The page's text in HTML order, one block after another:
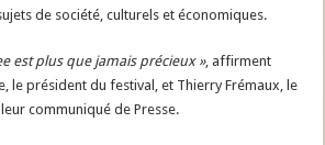
de société, culturels et économiques.
est plus que jamais précieux », affirment
le président du festival, et Thierry Frémaux, le
communiqué de Presse.